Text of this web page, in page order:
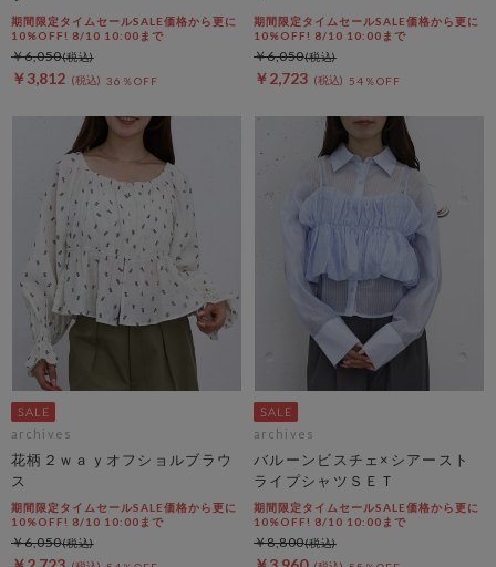
期間限定タイムセールSALE価格から更に
10%OFF! 8/10 10:00まで
￥3,812 36％OFF
￥6,050
期間限定タイムセールSALE価格から更に
10%OFF! 8/10 10:00まで
￥2,723 54％OFF
￥6,050
archives
花柄２ｗａｙオフショルブラウ
ス
期間限定タイムセールSALE価格から更に
10%OFF! 8/10 10:00まで
￥6,050
archives
バルーンビスチェ×シアースト
ライプシャツＳＥＴ
期間限定タイムセールSALE価格から更に
10%OFF! 8/10 10:00まで
￥8,800